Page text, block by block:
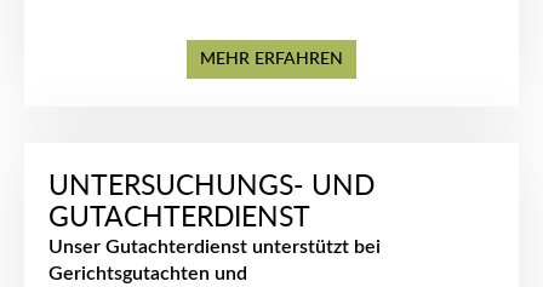
MEHR ERFAHREN
UNTERSUCHUNGS- UND
GUTACHTERDIENST
Unser Gutachterdienst unterstützt bei
Gerichtsgutachten und